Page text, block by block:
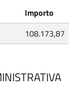
Importo
108.173,87